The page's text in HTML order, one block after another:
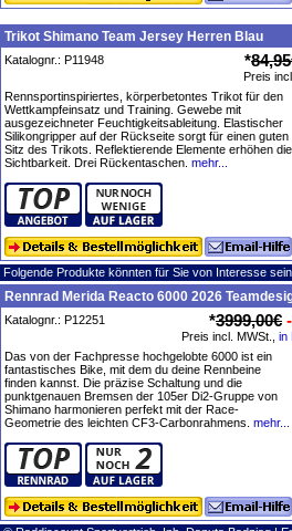
Trikot Shimano Team Jersey Herren Blau
Katalognr.: P11948 *
Preis
Rennsportinspiriertes, körperbetontes Trikot für den
Wettkampfeinsatz und Training. Gewebe mit
ausgezeichneter Feuchtigkeitsableitung. Elastischer
Silikongripper auf der Rückseite sorgt für einen guten
Sitz des Trikots. Reflektierende Elemente erhöhen die
Sichtbarkeit. Drei Rückentaschen. mehr...
Folgende Produkte könnten für Sie von Interesse
Rennrad Merida Reacto 6000 2026
Katalognr.: P12251 *3999,00€
Preis incl. MWSt., in
Das von der Fachpresse hochgelobte 6000 ist ein
fantastisches Bike, mit dem du deine Rennbeine
finden kannst. Die präzise Schaltung und die
punktgenauen Bremsen der 105er Di2-Gruppe von
Shimano harmonieren perfekt mit der Race-
Geometrie des leichten CF3-Carbonrahmens. mehr...